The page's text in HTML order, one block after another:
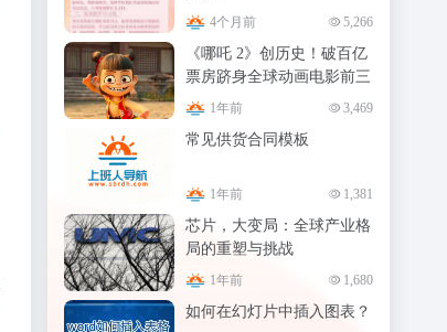
4个月前 5,266
《哪吒 2》创历史！破百亿
票房跻身全球动画电影前三
1年前 3,469
常见供货合同模板
1年前 1,381
芯片，大变局：全球产业格
局的重塑与挑战
1年前 1,680
如何在幻灯片中插入图表？